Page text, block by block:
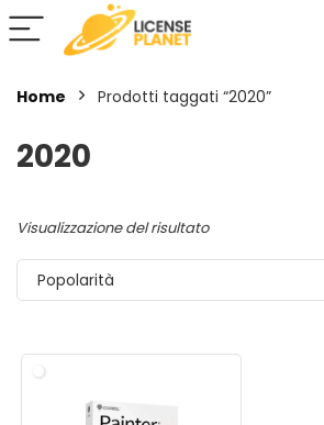
Home Prodotti taggati “2020”
2020
Visualizzazione del risultato
Popolarità